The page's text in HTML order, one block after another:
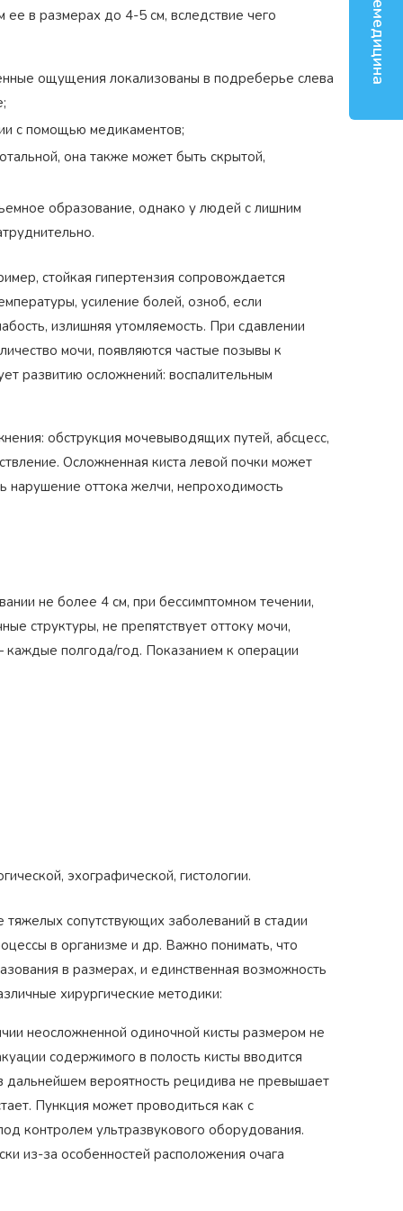
ее в размерах до 4-5 см, вследствие чего
ощущения локализованы в подреберье слева
с помощью медикаментов;
она также может быть скрытой,
образование, однако у людей с лишним
стойкая гипертензия сопровождается
усиление болей, озноб, если
излишняя утомляемость. При сдавлении
мочи, появляются частые позывы к
развитию осложнений: воспалительным
обструкция мочевыводящих путей, абсцесс,
Осложненная киста левой почки может
нарушение оттока желчи, непроходимость
не более 4 см, при бессимптомном течении,
структуры, не препятствует оттоку мочи,
полгода/год. Показанием к операции
эхографической, гистологии.
сопутствующих заболеваний в стадии
в организме и др. Важно понимать, что
в размерах, и единственная возможность
хирургические методики:
неосложненной одиночной кисты размером не
содержимого в полость кисты вводится
дальнейшем вероятность рецидива не превышает
Пункция может проводиться как с
контролем ультразвукового оборудования.
из-за особенностей расположения очага
Телемедицина